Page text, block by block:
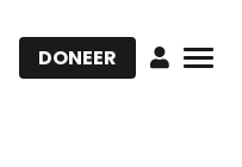
DONEER